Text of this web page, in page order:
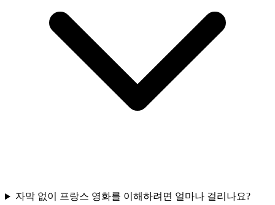
자막 없이 프랑스 영화를 이해하려면 얼마나 걸리나요?